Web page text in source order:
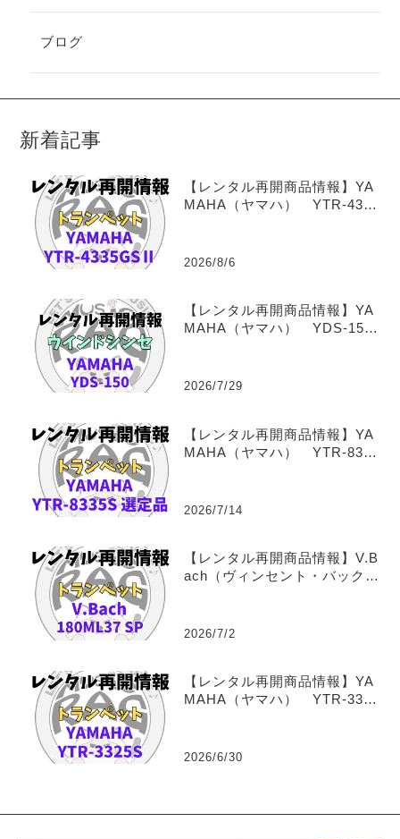
ブログ
新着記事
【レンタル再開商品情報】YA
MAHA（ヤマハ） YTR-4335
2026/8/6
【レンタル再開商品情報】YA
MAHA（ヤマハ） YDS-150
2026/7/29
【レンタル再開商品情報】YA
MAHA（ヤマハ） YTR-8335
2026/7/14
【レンタル再開商品情報】V.B
ach（ヴィンセント・バック）
2026/7/2
【レンタル再開商品情報】YA
MAHA（ヤマハ） YTR-3325
2026/6/30